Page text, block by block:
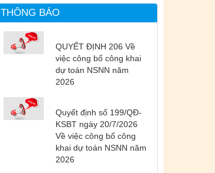
THÔNG BÁO
QUYẾT ĐỊNH 206 Về
việc công bố công khai
dự toán NSNN năm
2026
Quyết định số 199/QĐ-
KSBT ngày 20/7/2026
Về việc công bố công
khai dự toán NSNN năm
2026